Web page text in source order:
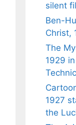
silent
Ben-
Christ,
The
1929
1927
the